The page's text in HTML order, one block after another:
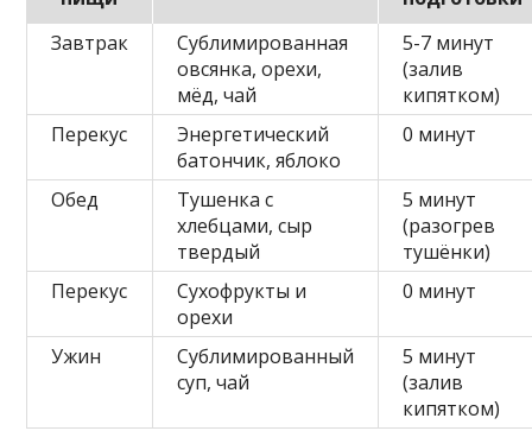
Завтрак
Сублимированная
овсянка, орехи,
мёд, чай
5-7 минут
(залив
кипятком)
Перекус
Энергетический
батончик, яблоко
0 минут
Обед
Тушенка с
хлебцами, сыр
твердый
5 минут
(разогрев
тушёнки)
Перекус
Сухофрукты и
орехи
0 минут
Ужин
Сублимированный
суп, чай
5 минут
(залив
кипятком)